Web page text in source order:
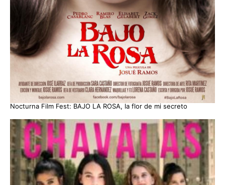
Nocturna Film Fest: BAJO LA ROSA, la flor de mi secreto